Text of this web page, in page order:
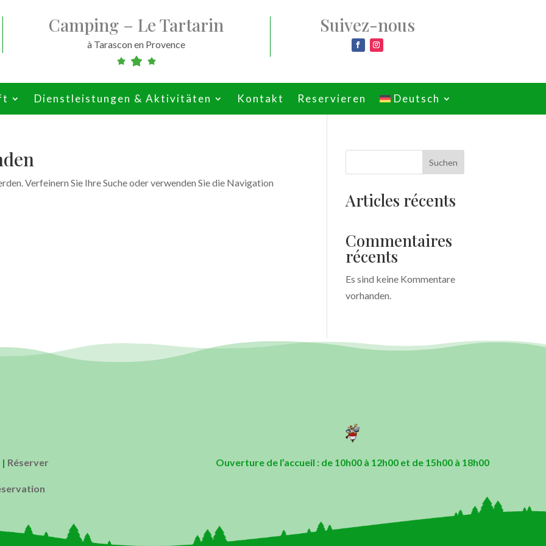
Camping – Le Tartarin
à Tarascon en Provence
Suivez-nous
Dienstleistungen & Aktivitäten Kontakt Reservieren Deutsch
Verfeinern Sie Ihre Suche oder verwenden Sie die Navigation
Suchen
Articles récents
Commentaires
récents
Es sind keine Kommentare
vorhanden.
| Réserver Ouverture de l’accueil : de 10h00 à 12h00 et de 15h00 à 18h00